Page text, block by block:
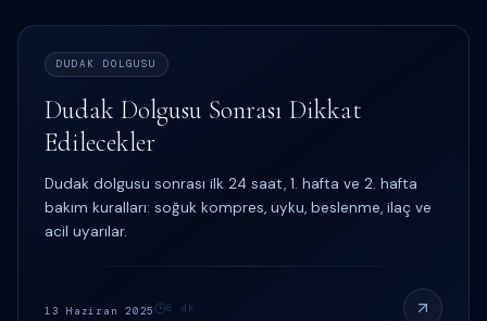
DUDAK DOLGUSU
Dudak Dolgusu Sonrası Dikkat
Edilecekler
Dudak dolgusu sonrası ilk 24 saat, 1. hafta ve 2. hafta
bakım kuralları: soğuk kompres, uyku, beslenme, ilaç ve
acil uyarılar.
13 Haziran 2025 8 dk